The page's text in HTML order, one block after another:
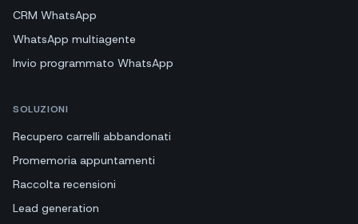
CRM WhatsApp
WhatsApp multiagente
Invio programmato WhatsApp
SOLUZIONI
Recupero carrelli abbandonati
Promemoria appuntamenti
Raccolta recensioni
Lead generation